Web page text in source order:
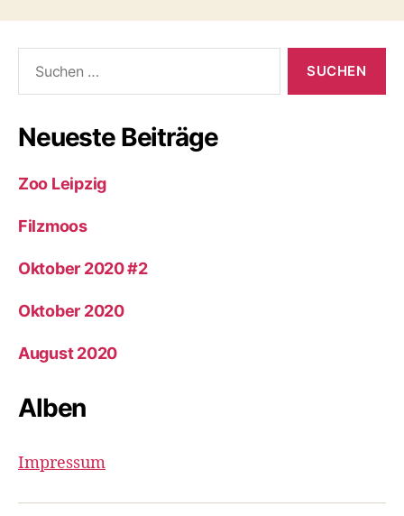
nach:
Neueste Beiträge
Zoo Leipzig
Filzmoos
Oktober 2020 #2
Oktober 2020
August 2020
Alben
Impressum